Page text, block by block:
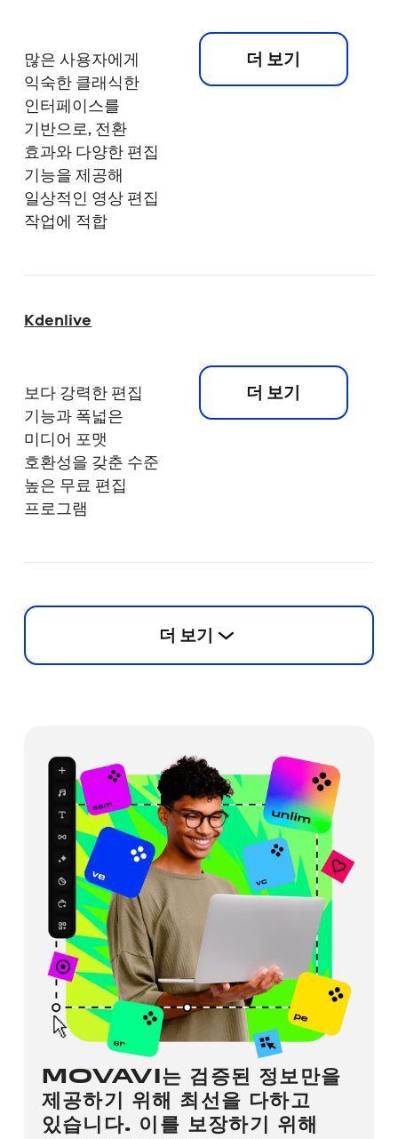
많은 사용자에게
익숙한 클래식한
인터페이스를
기반으로, 전환
효과와 다양한 편집
기능을 제공해
일상적인 영상 편집
작업에 적합
더 보기
Kdenlive
보다 강력한 편집
기능과 폭넓은
미디어 포맷
호환성을 갖춘 수준
높은 무료 편집
프로그램
더 보기
더 보기
MOVAVI는 검증된 정보만을
제공하기 위해 최선을 다하고
있습니다. 이를 보장하기 위해